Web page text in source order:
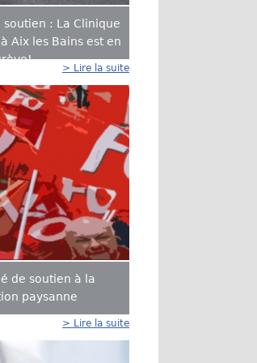
: La Clinique
Aix les Bains est en
> Lire la suite
de soutien à la
paysanne
> Lire la suite